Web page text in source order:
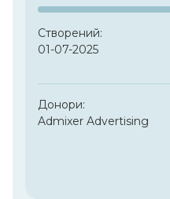
Створений:
01-07-2025
Донори:
Admixer Advertising